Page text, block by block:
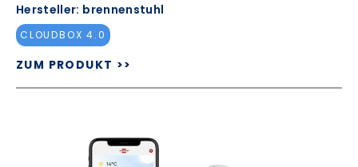
Hersteller: brennenstuhl
CLOUDBOX 4.0
ZUM PRODUKT >>